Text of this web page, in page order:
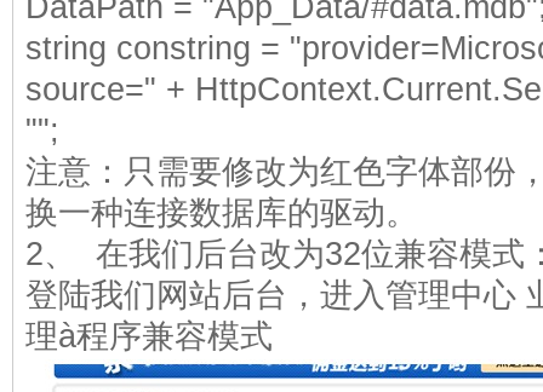
DataPath = "App_Data/
string constring =
source=" +
"";
注意：只需要修改为红色字体部份
换一种连接数据库的驱动。
2、 在我们后台改为32位兼容模式
登陆我们网站后台，进入管理中心
理à程序兼容模式